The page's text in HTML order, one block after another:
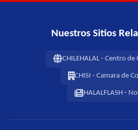
Nuestros Sitios
CHILEHALAL - Centro
CHISI - Camara de
HALALFLASH -